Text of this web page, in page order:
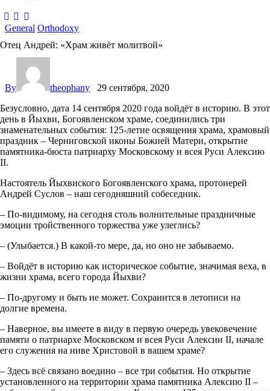
General Orthodoxy
Отец Андрей: «Храм живёт молитвой»
By theophany
29 сентября, 2020
Безусловно, дата 14 сентября 2020 года войдёт в историю. В этот
день в Йыхви, Богоявленском храме, соединились три
знаменательных события: 125-летие освящения храма, храмовый
праздник – Черниговской иконы Божией Матери, открытие
памятника-бюста патриарху Московскому и всея Руси Алексию
II.
Настоятель Йыхвиского Богоявленского храма, протоиерей
Андрей Суслов – наш сегодняшний собеседник.
– По-видимому, на сегодня столь волнительные праздничные
эмоции тройственного торжества уже улеглись?
– (Улыбается.) В какой-то мере, да, но оно не забываемо.
– Войдёт в историю как историческое событие, значимая веха, в
жизни храма, всего города Йыхви?
– По-другому и быть не может. Сохранится в летописи на
долгие времена.
– Наверное, вы имеете в виду в первую очередь увековечение
памяти о патриархе Московском и всея Руси Алексии II, начале
его служения на ниве Христовой в вашем храме?
– Здесь всё связано воедино – все три события. Но открытие
установленного на территории храма памятника Алексию II –